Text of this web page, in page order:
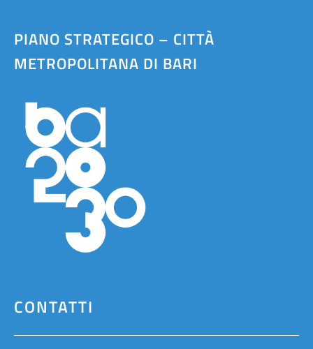
PIANO STRATEGICO – CITTÀ
METROPOLITANA DI BARI
CONTATTI